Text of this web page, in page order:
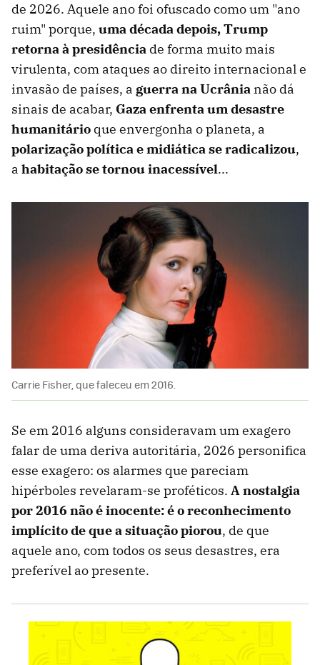
de 2026. Aquele ano foi ofuscado como um "ano
ruim" porque, uma década depois, Trump
retorna à presidência de forma muito mais
virulenta, com ataques ao direito internacional e
invasão de países, a guerra na Ucrânia não dá
sinais de acabar, Gaza enfrenta um desastre
humanitário que envergonha o planeta, a
polarização política e midiática se radicalizou,
a habitação se tornou inacessível...
Carrie Fisher, que faleceu em 2016.
Se em 2016 alguns consideravam um exagero
falar de uma deriva autoritária, 2026 personifica
esse exagero: os alarmes que pareciam
hipérboles revelaram-se proféticos. A nostalgia
por 2016 não é inocente: é o reconhecimento
implícito de que a situação piorou, de que
aquele ano, com todos os seus desastres, era
preferível ao presente.